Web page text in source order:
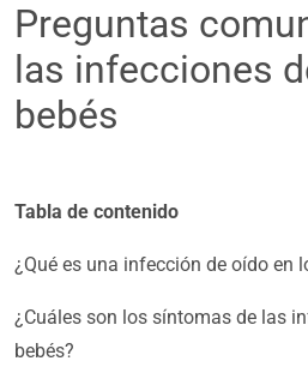
Preguntas
las infecciones
bebés
Tabla de contenido
¿Qué es una infección de oído en
¿Cuáles son los síntomas de las
bebés?